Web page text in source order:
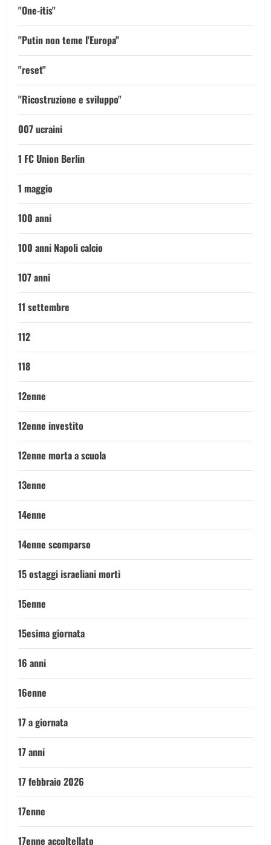
"One-itis"
"Putin non teme l'Europa"
"reset"
"Ricostruzione e sviluppo"
007 ucraini
1 FC Union Berlin
1 maggio
100 anni
100 anni Napoli calcio
107 anni
11 settembre
112
118
12enne
12enne investito
12enne morta a scuola
13enne
14enne
14enne scomparso
15 ostaggi israeliani morti
15enne
15esima giornata
16 anni
16enne
17 a giornata
17 anni
17 febbraio 2026
17enne
17enne accoltellato